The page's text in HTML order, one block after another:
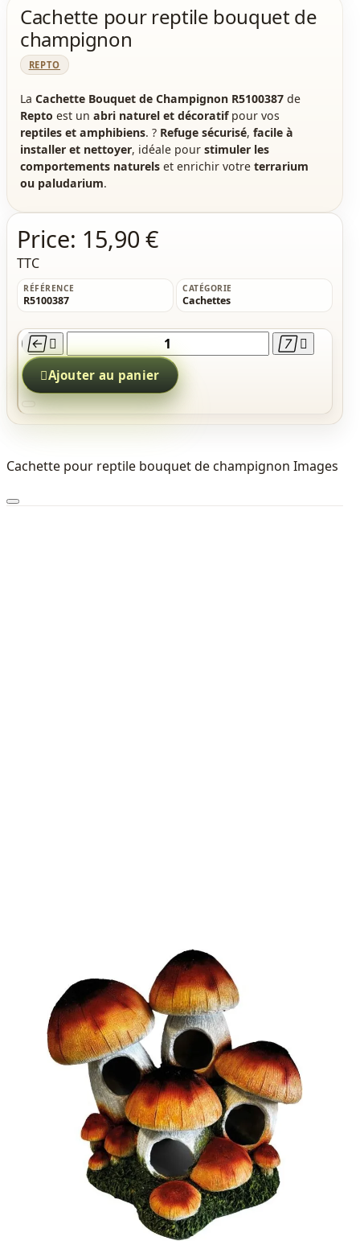
Cachette pour reptile bouquet de
champignon
REPTO
La Cachette Bouquet de Champignon R5100387 de
Repto est un abri naturel et décoratifpour vos
reptiles et amphibiens. ? Refuge sécurisé, facile à
installer et nettoyer, idéale pour stimuler les
comportements naturels et enrichir votre terrarium
ou paludarium.
Price: 15,90 €
TTC
RÉFÉRENCE
R5100387
CATÉGORIE
Cachettes
   
Ajouter au panier
Cachette pour reptile bouquet de champignon Images